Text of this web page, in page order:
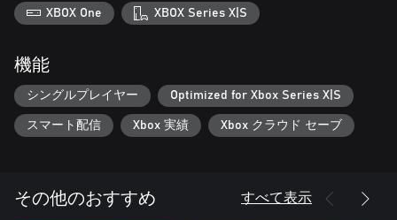
XBOX One XBOX Series X|S
機能
シングルプレイヤー Optimized for Xbox Series X|S
スマート配信 Xbox 実績 Xbox クラウド セーブ
その他のおすすめ すべて表示